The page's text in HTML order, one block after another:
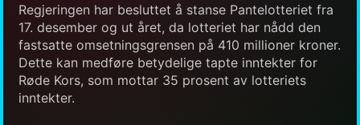
Regjeringen har besluttet å stanse Pantelotteriet fra
17. desember og ut året, da lotteriet har nådd den
fastsatte omsetningsgrensen på 410 millioner kroner.
Dette kan medføre betydelige tapte inntekter for
Røde Kors, som mottar 35 prosent av lotteriets
inntekter.